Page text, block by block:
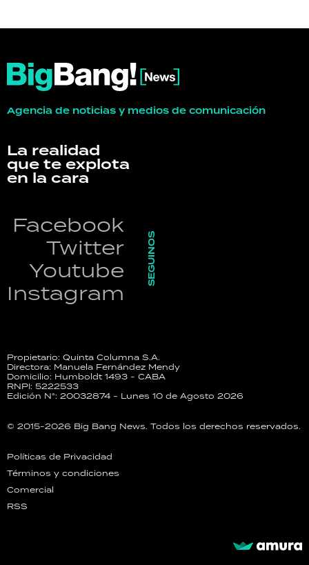
Agencia de noticias y medios de comunicación
La realidad
que te explota
en la cara
Facebook
Twitter
Youtube
Instagram
SEGUINOS
Propietario: Quinta Columna S.A.
Directora: Manuela Fernández Mendy
Domicilio: Humboldt 1493 - CABA
RNPI: 5222533
Edición N°: 20032874 - Lunes 10 de Agosto 2026
© 2015-2026 Big Bang News. Todos los derechos reservados.
Políticas de Privacidad
Términos y condiciones
Comercial
RSS